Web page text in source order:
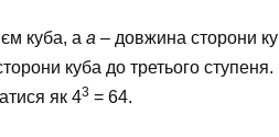
куба, а a – довжина сторони
куба до третього
як 43 = 64.